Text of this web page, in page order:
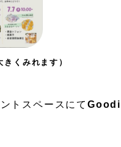
きくみれます）
トスペースにて